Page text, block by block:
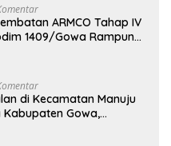
ARMCO Tahap IV
1409/Gowa Rampung
di Kecamatan Manuju
Gowa,